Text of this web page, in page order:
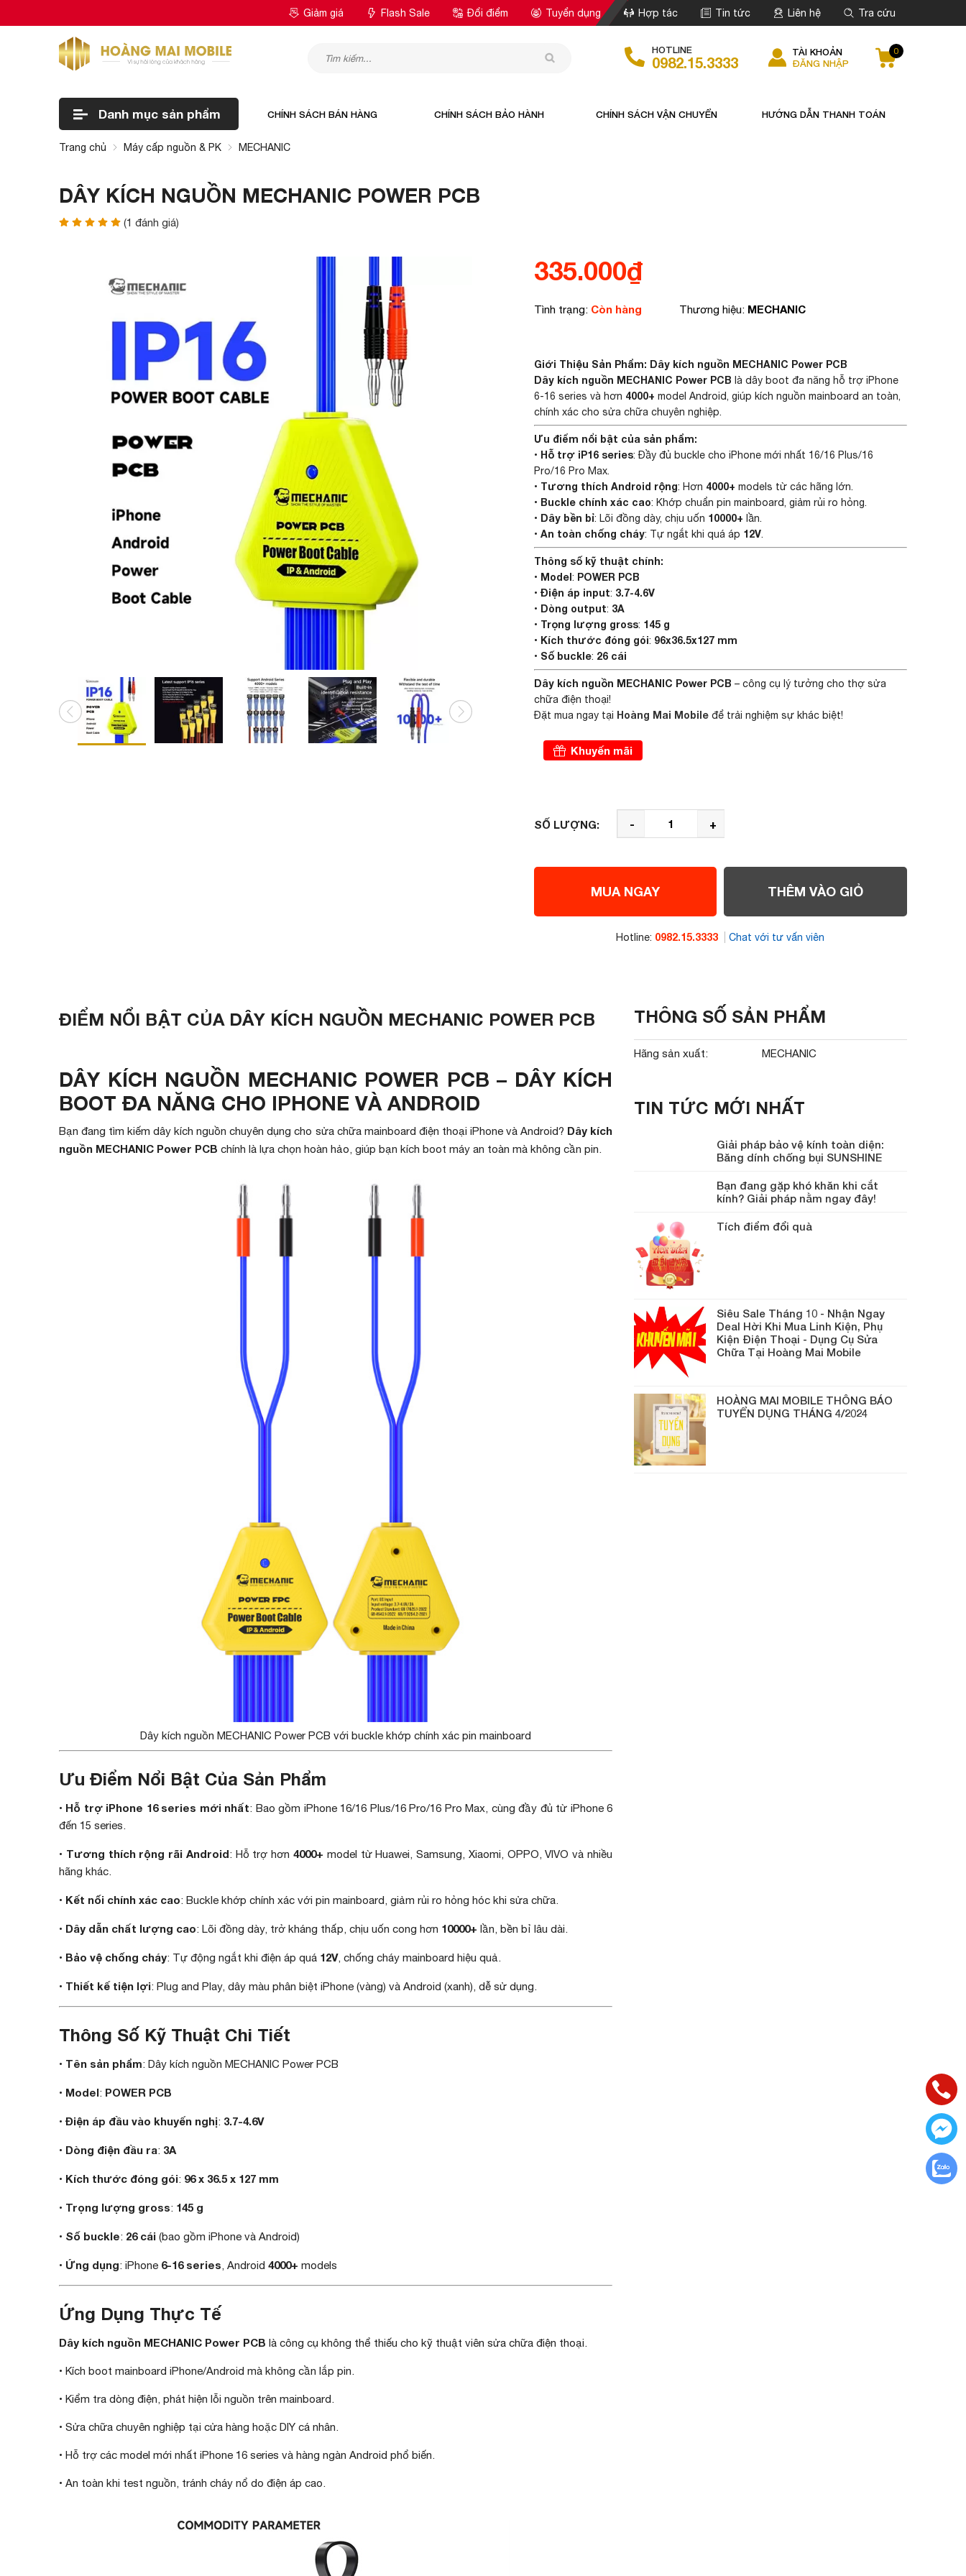
Giảm giá Flash Sale Đổi điểm Tuyển dụng Hợp tác Tin tức Liên hệ Tra cứu
HOTLINE
0982.15.3333
TÀI KHOẢN
ĐĂNG NHẬP
0
Danh mục sản phẩm CHÍNH SÁCH BÁN HÀNG CHÍNH SÁCH BẢO HÀNH CHÍNH SÁCH VẬN CHUYỂN HƯỚNG DẪN THANH TOÁN
Trang chủ Máy cấp nguồn & PK MECHANIC
DÂY KÍCH NGUỒN MECHANIC POWER PCB
(1 đánh giá)
335.000₫
Tình trạng: Còn hàng Thương hiệu: MECHANIC
Giới Thiệu Sản Phẩm: Dây kích nguồn MECHANIC Power PCB
Dây kích nguồn MECHANIC Power PCB là dây boot đa năng hỗ trợ iPhone
6-16 series và hơn 4000+ model Android, giúp kích nguồn mainboard an toàn,
chính xác cho sửa chữa chuyên nghiệp.
Ưu điểm nổi bật của sản phẩm:
• Hỗ trợ iP16 series: Đầy đủ buckle cho iPhone mới nhất 16/16 Plus/16
Pro/16 Pro Max.
• Tương thích Android rộng: Hơn 4000+ models từ các hãng lớn.
• Buckle chính xác cao: Khớp chuẩn pin mainboard, giảm rủi ro hỏng.
• Dây bền bỉ: Lõi đồng dày, chịu uốn 10000+ lần.
• An toàn chống cháy: Tự ngắt khi quá áp 12V.
Thông số kỹ thuật chính:
• Model: POWER PCB
• Điện áp input: 3.7-4.6V
• Dòng output: 3A
• Trọng lượng gross: 145 g
• Kích thước đóng gói: 96x36.5x127 mm
• Số buckle: 26 cái
Dây kích nguồn MECHANIC Power PCB – công cụ lý tưởng cho thợ sửa
chữa điện thoại!
Đặt mua ngay tại Hoàng Mai Mobileđể trải nghiệm sự khác biệt!
Khuyến mãi
SỐ LƯỢNG: - +
MUA NGAY THÊM VÀO GIỎ
Hotline: 0982.15.3333 Chat với tư vấn viên
ĐIỂM NỔI BẬT CỦA DÂY KÍCH NGUỒN MECHANIC POWER PCB
DÂY KÍCH NGUỒN MECHANIC POWER PCB – DÂY KÍCH
BOOT ĐA NĂNG CHO IPHONE VÀ ANDROID
Bạn đang tìm kiếm dây kích nguồn chuyên dụng cho sửa chữa mainboard điện thoại iPhone và Android? Dây kích
nguồn MECHANIC Power PCB chính là lựa chọn hoàn hảo, giúp bạn kích boot máy an toàn mà không cần pin.
Dây kích nguồn MECHANIC Power PCB với buckle khớp chính xác pin mainboard
Ưu Điểm Nổi Bật Của Sản Phẩm
• Hỗ trợ iPhone 16 series mới nhất: Bao gồm iPhone 16/16 Plus/16 Pro/16 Pro Max, cùng đầy đủ từ iPhone 6
đến 15 series.
• Tương thích rộng rãi Android: Hỗ trợ hơn4000+ model từ Huawei, Samsung, Xiaomi, OPPO, VIVO và nhiều
hãng khác.
• Kết nối chính xác cao: Buckle khớp chính xác với pin mainboard, giảm rủi ro hỏng hóc khi sửa chữa.
• Dây dẫn chất lượng cao: Lõi đồng dày, trở kháng thấp, chịu uốn cong hơn 10000+ lần, bền bỉ lâu dài.
• Bảo vệ chống cháy: Tự động ngắt khi điện áp quá 12V, chống cháy mainboard hiệu quả.
• Thiết kế tiện lợi: Plug and Play, dây màu phân biệt iPhone (vàng) và Android (xanh), dễ sử dụng.
Thông Số Kỹ Thuật Chi Tiết
• Tên sản phẩm: Dây kích nguồn MECHANIC Power PCB
• Model: POWER PCB
• Điện áp đầu vào khuyến nghị: 3.7-4.6V
• Dòng điện đầu ra: 3A
• Kích thước đóng gói: 96 x 36.5 x 127 mm
• Trọng lượng gross: 145 g
• Số buckle: 26 cái (bao gồm iPhone và Android)
• Ứng dụng: iPhone 6-16 series, Android 4000+ models
Ứng Dụng Thực Tế
Dây kích nguồn MECHANIC Power PCB là công cụ không thể thiếu cho kỹ thuật viên sửa chữa điện thoại.
• Kích boot mainboard iPhone/Android mà không cần lắp pin.
• Kiểm tra dòng điện, phát hiện lỗi nguồn trên mainboard.
• Sửa chữa chuyên nghiệp tại cửa hàng hoặc DIY cá nhân.
• Hỗ trợ các model mới nhất iPhone 16 series và hàng ngàn Android phổ biến.
• An toàn khi test nguồn, tránh cháy nổ do điện áp cao.
THÔNG SỐ SẢN PHẨM
Hãng sản xuất: MECHANIC
TIN TỨC MỚI NHẤT
Giải pháp bảo vệ kính toàn diện:
Băng dính chống bụi SUNSHINE
Bạn đang gặp khó khăn khi cắt
kính? Giải pháp nằm ngay đây!
Tích điểm đổi quà
Siêu Sale Tháng 10 - Nhận Ngay
Deal Hời Khi Mua Linh Kiện, Phụ
Kiện Điện Thoại - Dụng Cụ Sửa
Chữa Tại Hoàng Mai Mobile
HOÀNG MAI MOBILE THÔNG BÁO
TUYỂN DỤNG THÁNG 4/2024